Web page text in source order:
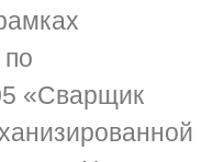
по
«Сварщик